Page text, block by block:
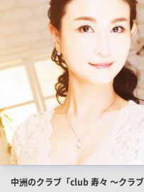
店
中洲のクラブ「club 寿々 ～クラブ